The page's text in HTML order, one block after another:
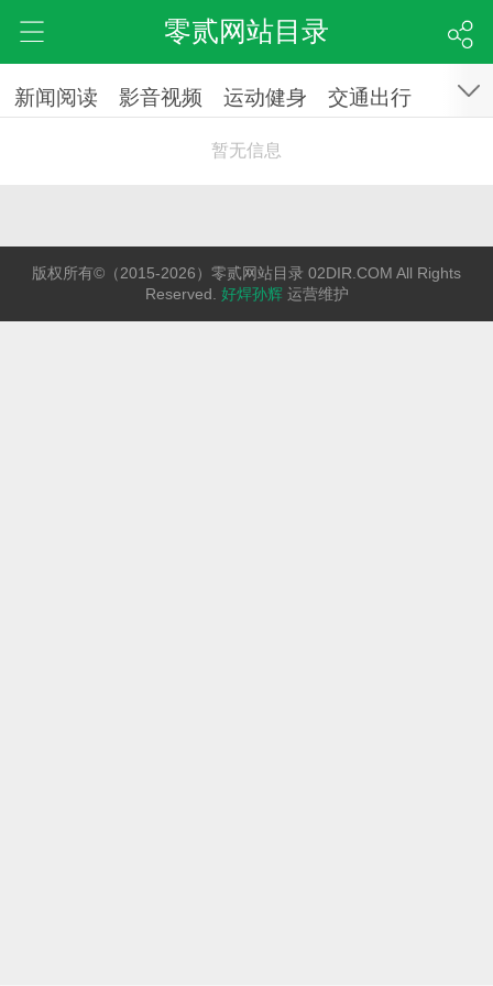
零贰网站目录
新闻阅读 影音视频 运动健身 交通出行
暂无信息
版权所有©（2015-2026）零贰网站目录 02DIR.COM All Rights
Reserved. 好焊孙辉 运营维护